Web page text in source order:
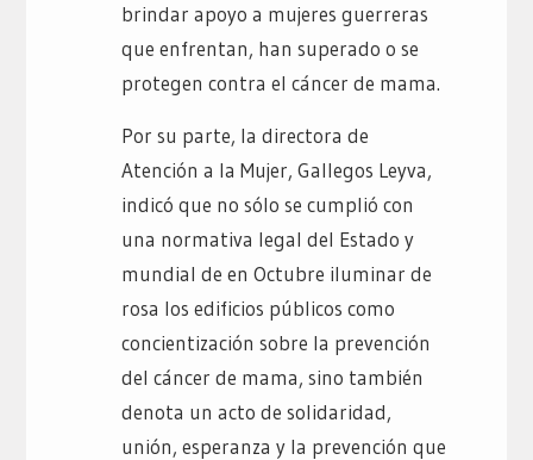
brindar apoyo a mujeres guerreras
que enfrentan, han superado o se
protegen contra el cáncer de mama.
Por su parte, la directora de
Atención a la Mujer, Gallegos Leyva,
indicó que no sólo se cumplió con
una normativa legal del Estado y
mundial de en Octubre iluminar de
rosa los edificios públicos como
concientización sobre la prevención
del cáncer de mama, sino también
denota un acto de solidaridad,
unión, esperanza y la prevención que